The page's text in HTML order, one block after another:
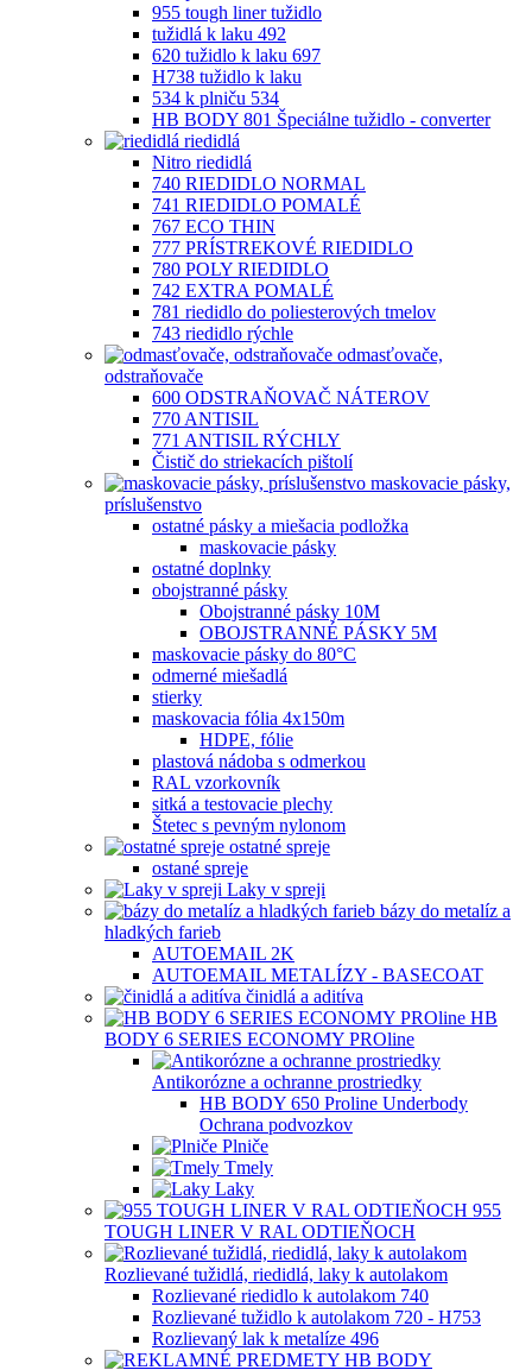
955 tough liner tužidlo
tužidlá k laku 492
620 tužidlo k laku 697
H738 tužidlo k laku
534 k plniču 534
HB BODY 801 Špeciálne tužidlo - converter
riedidlá
Nitro riedidlá
740 RIEDIDLO NORMAL
741 RIEDIDLO POMALÉ
767 ECO THIN
777 PRÍSTREKOVÉ RIEDIDLO
780 POLY RIEDIDLO
742 EXTRA POMALÉ
781 riedidlo do poliesterových tmelov
743 riedidlo rýchle
odmasťovače,
odstraňovače
600 ODSTRAŇOVAČ NÁTEROV
770 ANTISIL
771 ANTISIL RÝCHLY
Čistič do striekacích pištolí
maskovacie pásky,
príslušenstvo
ostatné pásky a miešacia podložka
maskovacie pásky
ostatné doplnky
obojstranné pásky
Obojstranné pásky 10M
OBOJSTRANNÉ PÁSKY 5M
maskovacie pásky do 80°C
odmerné miešadlá
stierky
maskovacia fólia 4x150m
HDPE, fólie
plastová nádoba s odmerkou
RAL vzorkovník
sitká a testovacie plechy
Štetec s pevným nylonom
ostatné spreje
ostané spreje
Laky v spreji
bázy do metalíz a
hladkých farieb
AUTOEMAIL 2K
AUTOEMAIL METALÍZY - BASECOAT
činidlá a aditíva
HB
BODY 6 SERIES ECONOMY PROline
Antikorózne a ochranne prostriedky
HB BODY 650 Proline Underbody
Ochrana podvozkov
Plniče
Tmely
Laky
955
TOUGH LINER V RAL ODTIEŇOCH
Rozlievané tužidlá, riedidlá, laky k autolakom
Rozlievané riedidlo k autolakom 740
Rozlievané tužidlo k autolakom 720 - H753
Rozlievaný lak k metalíze 496